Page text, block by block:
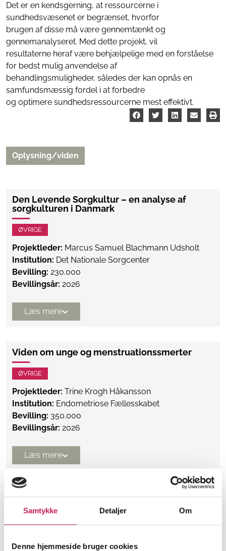
Samtykke Detaljer Om
Denne hjemmeside bruger cookies
Det er en kendsgerning, at ressourcerne i
sundhedsvæsenet er begrænset, hvorfor
brugen af disse må være gennemtænkt og
gennemanalyseret. Med dette projekt, vil
resultaterne heraf være behjælpelige med en forståelse
for bedst mulig anvendelse af
behandlingsmuligheder, således der kan opnås en
samfundsmæssig fordel i at forbedre
og optimere sundhedsressourcerne mest effektivt.
Oplysning/viden
Den Levende Sorgkultur – en analyse af
sorgkulturen i Danmark
ØVRIGE
Projektleder: Marcus Samuel Blachmann Udsholt
Institution: Det Nationale Sorgcenter
Bevilling: 230.000
Bevillingsår: 2026
Læs mere
Viden om unge og menstruationssmerter
ØVRIGE
Projektleder: Trine Krogh Håkansson
Institution: Endometriose Fællesskabet
Bevilling: 350.000
Bevillingsår: 2026
Læs mere
E-læring om unge med dobbeltdiagnose.
ØVRIGE
Projektleder:Hanne Dam